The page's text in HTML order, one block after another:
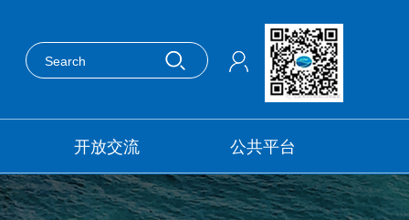
开放交流 公共平台